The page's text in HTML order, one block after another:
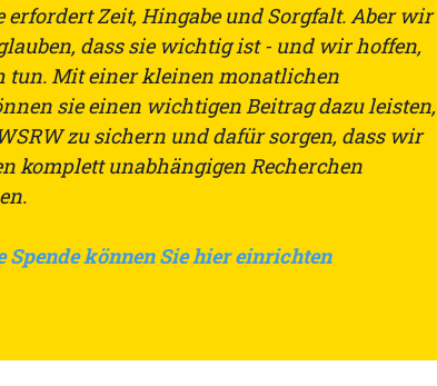
Zeit, Hingabe und Sorgfalt. Aber wir
dass sie wichtig ist - und wir hoffen,
tun. Mit einer kleinen monatlichen
sie einen wichtigen Beitrag dazu leisten,
zu sichern und dafür sorgen, dass wir
komplett unabhängigen Recherchen
Spende können Sie hier einrichten